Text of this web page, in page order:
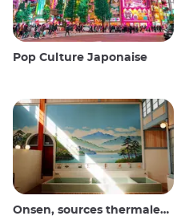
Pop Culture Japonaise
Onsen, sources thermales et bains publics